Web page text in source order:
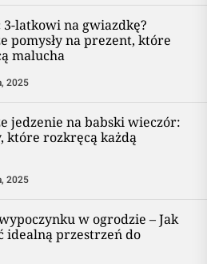
3-latkowi na gwiazdkę?
pomysły na prezent, które
malucha
2025
jedzenie na babski wieczór:
które rozkręcą każdą
2025
w ogrodzie – Jak
idealną przestrzeń do